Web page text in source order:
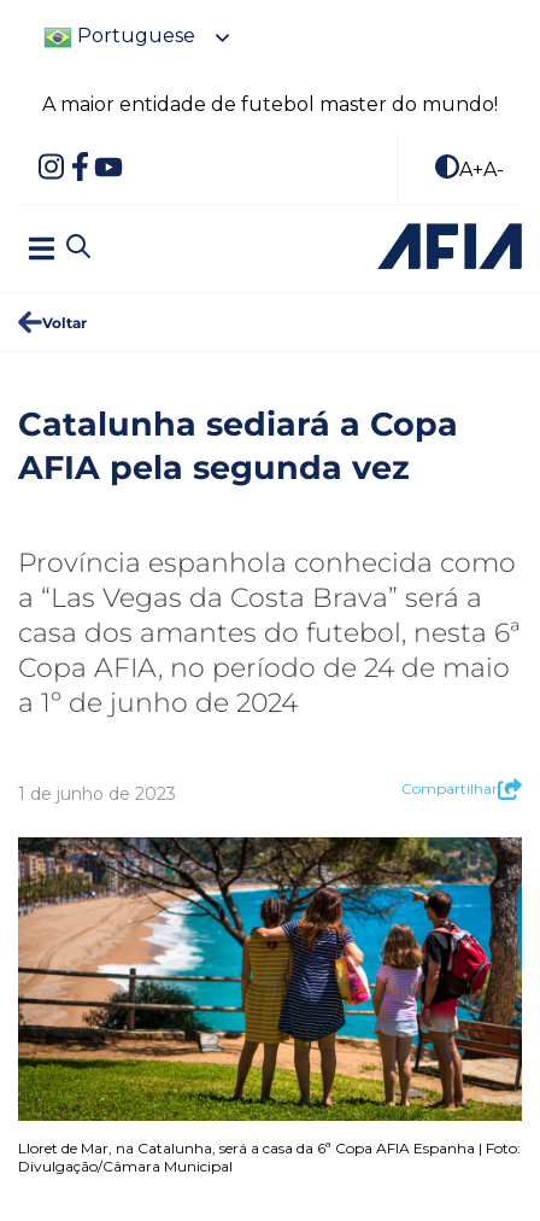
Portuguese
A maior entidade de futebol master do mundo!
A+A-
Voltar
Catalunha sediará a Copa
AFIA pela segunda vez
Província espanhola conhecida como
a “Las Vegas da Costa Brava” será a
casa dos amantes do futebol, nesta 6ª
Copa AFIA, no período de 24 de maio
a 1º de junho de 2024
1 de junho de 2023 Compartilhar
Lloret de Mar, na Catalunha, será a casa da 6ª Copa AFIA Espanha | Foto:
Divulgação/Câmara Municipal